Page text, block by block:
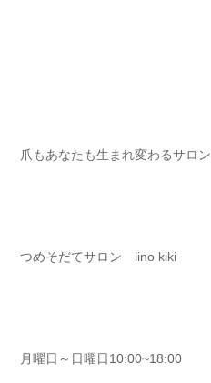
爪もあなたも生まれ変わるサロン⁡
つめそだてサロン lino kiki ⁡⁡⁡⁡
月曜日～日曜日10:00~18:00⁡⁡⁡⁡